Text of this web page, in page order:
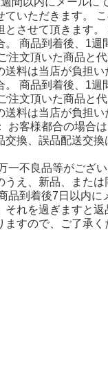
ていただきます。
とさせて頂きます
。 商品到着後、1週
注文頂いた商品と
送料は当店が負担
。 商品到着後、1週
注文頂いた商品と
送料は当店が負担い
お客様都合の場合
交換、誤品配送交
一不良品等がござ
うえ、新品、また
品到着後7日以内
それを過ぎますと
ますので、ご了承く